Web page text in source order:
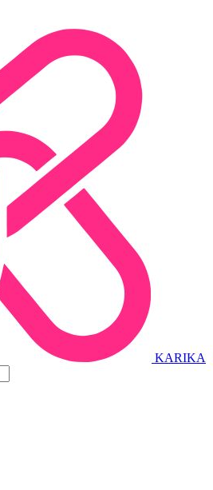
KARIKA